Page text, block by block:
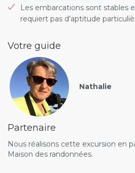
Les embarcations sont stables
requiert pas d’aptitude
Votre guide
Nathalie
Partenaire
Nous réalisons cette excursion en
Maison des randonnées.